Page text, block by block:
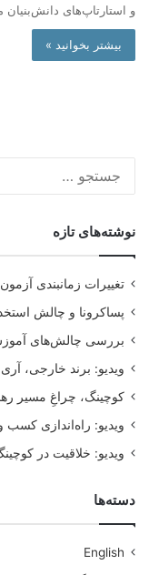
و استارتاپ‌های دانش‌بنیان
بیشتر بخوانید »
نوشته‌های تازه
تغییرات زمانبندی آزمون CKA در سال ۲۰۲۳
پساکرونا و چالش
بررسی چالش‌های
ویدیو: برند خارجی،
کوچینگ، چراغِ مسیر
ویدیو: راه‌اندازی کسب
ویدیو: خلاقیت در
دسته‌ها
English